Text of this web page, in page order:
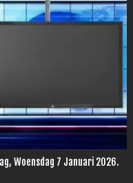
Woensdag 7 Januari 2026.